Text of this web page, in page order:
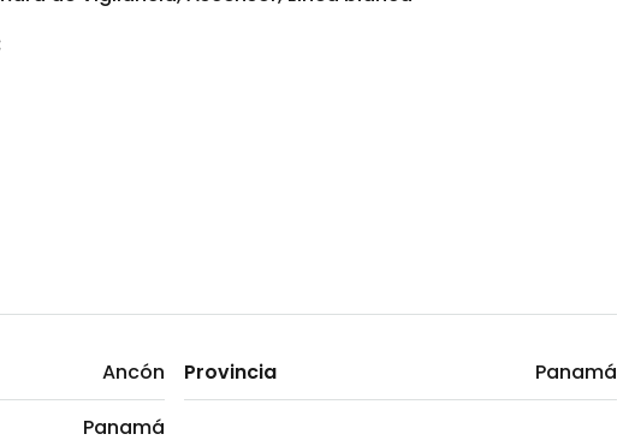
Ancón
Panamá
Provincia Panamá